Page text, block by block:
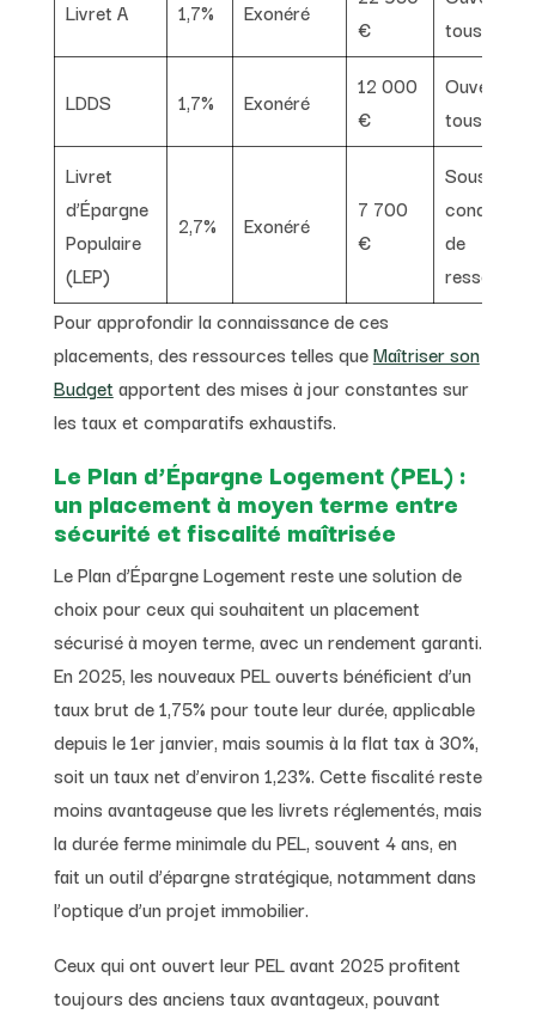
Livret A 1,7% Exonéré
€
tous
LDDS 1,7% Exonéré
12 000
€
Ouvert à
tous
Livret
d’Épargne
Populaire
(LEP)
2,7% Exonéré
7 700
€
Sous
conditions
de
Pour approfondir la connaissance de ces
placements, des ressources telles queMaîtriser son
Budget apportent des mises à jour constantes sur
les taux et comparatifs exhaustifs.
Le Plan d’Épargne Logement (PEL) :
un placement à moyen terme entre
sécurité et fiscalité maîtrisée
Le Plan d’Épargne Logement reste une solution de
choix pour ceux qui souhaitent un placement
sécurisé à moyen terme, avec un rendement garanti.
En 2025, les nouveaux PEL ouverts bénéficient d’un
taux brut de 1,75% pour toute leur durée, applicable
depuis le 1er janvier, mais soumis à la flat tax à 30%,
soit un taux net d’environ 1,23%. Cette fiscalité reste
moins avantageuse que les livrets réglementés, mais
la durée ferme minimale du PEL, souvent 4 ans, en
fait un outil d’épargne stratégique, notamment dans
l’optique d’un projet immobilier.
Ceux qui ont ouvert leur PEL avant 2025 profitent
toujours des anciens taux avantageux, pouvant